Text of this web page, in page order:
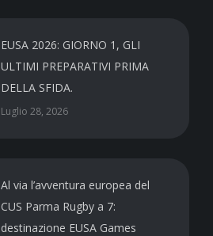
EUSA 2026: GIORNO 1, GLI
ULTIMI PREPARATIVI PRIMA
DELLA SFIDA.
Luglio 28, 2026
Al via l’avventura europea del
CUS Parma Rugby a 7:
destinazione EUSA Games